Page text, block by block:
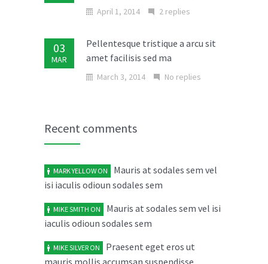
April 1, 2014 2 replies
03
MAR
Pellentesque tristique a arcu sit
amet facilisis sed ma
March 3, 2014 No replies
MAR
04
FEB
Cras elit ligula scelerisque
accumsan tristique quis
February 4, 2014 No replies
03
FEB
Maecenas risus metus malesuada
ut libero in
Recent comments
MARK YELLOW ON
Mauris at sodales sem vel
isi iaculis odioun sodales sem
MIKE SMITH ON
Mauris at sodales sem vel isi
iaculis odioun sodales sem
MIKE SILVER ON
Praesent eget eros ut
mauris mollis accumsan suspendisse